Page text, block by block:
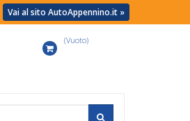
Vai al sito AutoAppennino.it »
(Vuoto)